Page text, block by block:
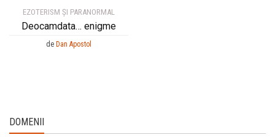
EZOTERISM ȘI PARANORMAL
Deocamdata… enigme
de Dan Apostol
DOMENII